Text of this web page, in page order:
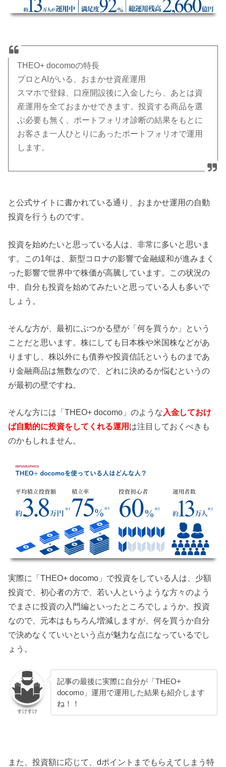
THEO+ docomoの特長
プロとAIがいる、おまかせ資産運用
スマホで登録、口座開設後に入金したら、あとは資
産運用を全ておまかせできます。投資する商品を選
ぶ必要も無く、ポートフォリオ診断の結果をもとに
お客さま一人ひとりにあったポートフォリオで運用
します。
と公式サイトに書かれている通り、おまかせ運用の自動
投資を行うものです。
投資を始めたいと思っている人は、非常に多いと思いま
す。この1年は、新型コロナの影響で金融緩和が進みまく
った影響で世界中で株価が高騰しています。この状況の
中、自分も投資を始めてみたいと思っている人も多いで
しょう。
そんな方が、最初にぶつかる壁が「何を買うか」という
ことだと思います。株にしても日本株や米国株などがあ
りますし、株以外にも債券や投資信託というものまであ
り金融商品は無数なので、どれに決めるか悩むというの
が最初の壁ですね。
そんな方には「THEO+ docomo」のような 入金しておけ
ば自動的に投資をしてくれる運用 は注目しておくべきも
のかもしれません。
実際に「THEO+ docomo」で投資をしている人は、少額
投資で、初心者の方で、若い人というような方々のよう
でまさに投資の入門編といったところでしょうか。投資
なので、元本はもちろん増減しますが、何を買うか自分
で決めなくていいという点が魅力な点になっているでし
ょう。
すけすけ
記事の最後に実際に自分が「THEO+
docomo」運用で運用した結果も紹介します
ね！！
また、投資額に応じて、dポイントまでもらえてしまう特